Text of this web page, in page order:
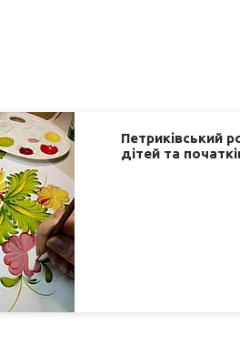
Петриківський
дітей та